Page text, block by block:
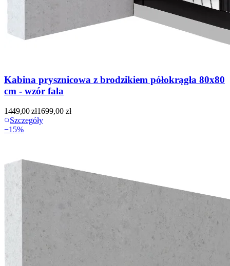
Kabina prysznicowa z brodzikiem półokrągła 80x80
cm - wzór fala
1449,00zł1699,00zł
Szczegóły
−15%